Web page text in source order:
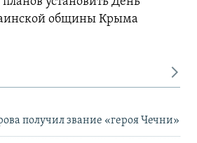
общины Крыма
получил звание «героя Чечни»